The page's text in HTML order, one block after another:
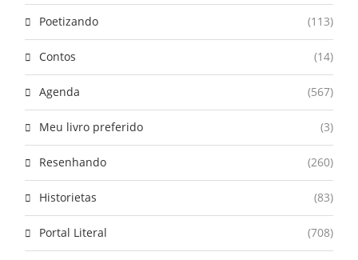
Poetizando (113)
Contos (14)
Agenda (567)
Meu livro preferido (3)
Resenhando (260)
Historietas (83)
Portal Literal (708)